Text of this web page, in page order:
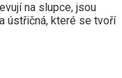
na slupce, jsou
ústřičná, které se tvoří